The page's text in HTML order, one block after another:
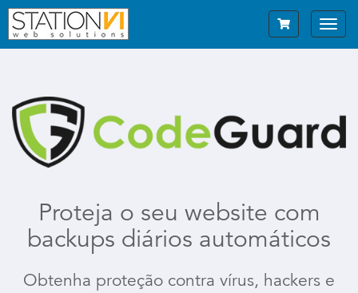
Proteja o seu website com
backups diários automáticos
Obtenha proteção contra vírus, hackers e